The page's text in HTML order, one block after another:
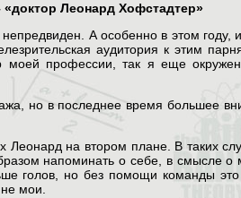
Леонард Хофстадтер»
А особенно в этом году,
аудитория к этим
моей профессии, так я еще
но в последнее время большее
на втором плане. В таких
напоминать о себе, в
голов, но без помощи команды
мои.